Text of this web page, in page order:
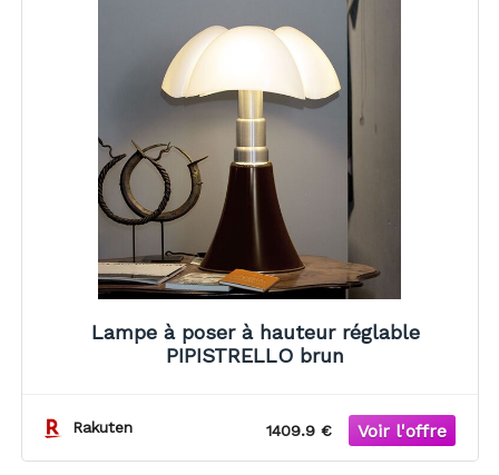
Lampe à poser à hauteur réglable
PIPISTRELLO brun
Rakuten 1409.9 €